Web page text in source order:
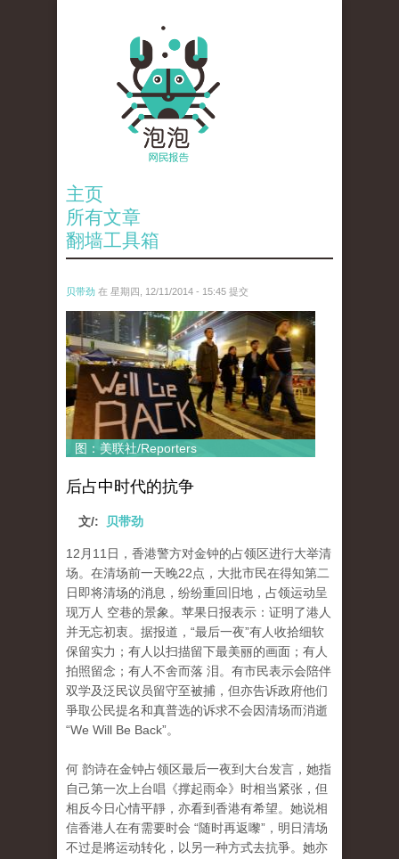
主页
所有文章
翻墙工具箱
贝带劲 在 星期四, 12/11/2014 - 15:45 提交
reporters_18475535.jpg
图：美联社/Reporters
后占中时代的抗争
文/: 贝带劲
12月11日，香港警方对金钟的占领区进行大举清
场。在清场前一天晚22点，大批市民在得知第二
日即将清场的消息，纷纷重回旧地，占领运动呈
现万人 空巷的景象。苹果日报表示：证明了港人
并无忘初衷。据报道，“最后一夜”有人收拾细软
保留实力；有人以扫描留下最美丽的画面；有人
拍照留念；有人不舍而落 泪。有市民表示会陪伴
双学及泛民议员留守至被捕，但亦告诉政府他们
爭取公民提名和真普选的诉求不会因清场而消逝
“We Will Be Back”。
何 韵诗在金钟占领区最后一夜到大台发言，她指
自己第一次上台唱《撑起雨伞》时相当紧张，但
相反今日心情平靜，亦看到香港有希望。她说相
信香港人在有需要时会 “随时再返嚟”，明日清场
不过是將运动转化，以另一种方式去抗爭。她亦